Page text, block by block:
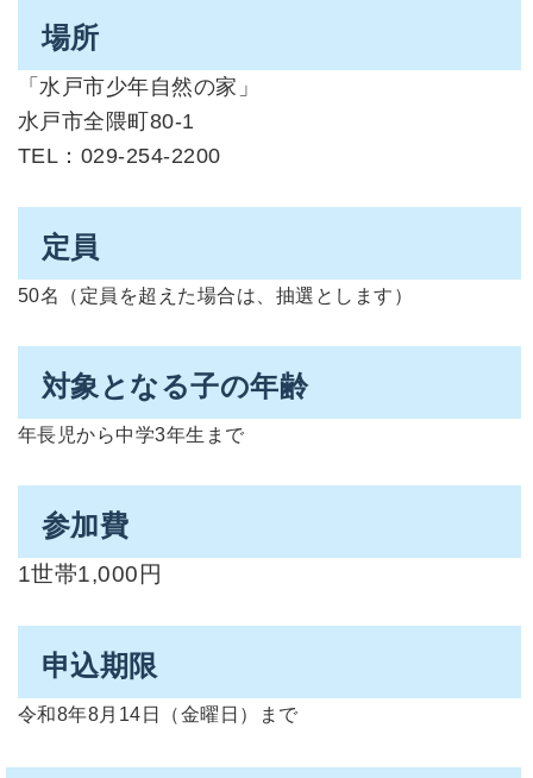
場所
「水戸市少年自然の家」
水戸市全隈町80-1
TEL：029-254-2200
定員
50名（定員を超えた場合は、抽選とします）
対象となる子の年齢
年長児から中学3年生まで
参加費
1世帯1,000円
申込期限
令和8年8月14日（金曜日）まで